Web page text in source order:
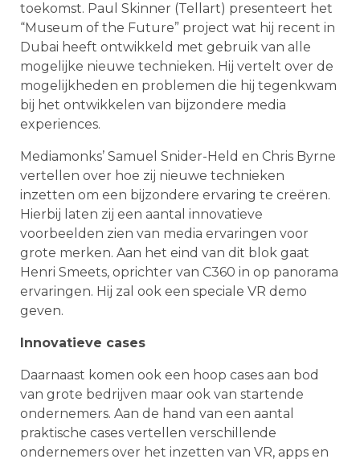
toekomst. Paul Skinner (Tellart) presenteert het
“Museum of the Future” project wat hij recent in
Dubai heeft ontwikkeld met gebruik van alle
mogelijke nieuwe technieken. Hij vertelt over de
mogelijkheden en problemen die hij tegenkwam
bij het ontwikkelen van bijzondere media
experiences.
Mediamonks’ Samuel Snider-Held en Chris Byrne
vertellen over hoe zij nieuwe technieken
inzetten om een bijzondere ervaring te creëren.
Hierbij laten zij een aantal innovatieve
voorbeelden zien van media ervaringen voor
grote merken. Aan het eind van dit blok gaat
Henri Smeets, oprichter van C360 in op panorama
ervaringen. Hij zal ook een speciale VR demo
geven.
Innovatieve cases
Daarnaast komen ook een hoop cases aan bod
van grote bedrijven maar ook van startende
ondernemers. Aan de hand van een aantal
praktische cases vertellen verschillende
ondernemers over het inzetten van VR, apps en